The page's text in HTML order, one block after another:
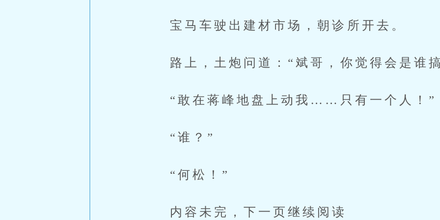
宝马车驶出建材市场，朝诊所开去。
路上，土炮问道：“斌哥，你觉得会是谁
“敢在蒋峰地盘上动我……只有一个人！”
“谁？”
“何松！”
内容未完，下一页继续阅读